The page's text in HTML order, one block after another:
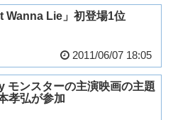
Wanna Lie」初登場1位
2011/06/07 18:05
モンスターの主演映画の主題
孝弘が参加